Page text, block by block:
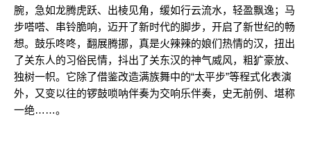
腕，急如龙腾虎跃、出棱见角，缓如行云流水，轻盈飘逸；马
步嗒嗒、串铃脆响，迈开了新时代的脚步，开启了新世纪的畅
想。鼓乐咚咚，翻展腾挪，真是火辣辣的娘们热情的汉，扭出
了关东人的习俗民情，抖出了关东汉的神气威风，粗犷豪放、
独树一帜。它除了借鉴改造满族舞中的“太平步”等程式化表演
外，又变以往的锣鼓唢呐伴奏为交响乐伴奏，史无前例、堪称
一绝……。